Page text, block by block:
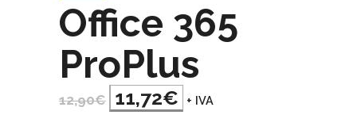
Office 365
ProPlus
12,90€ El
11,72€ El
+ IVA